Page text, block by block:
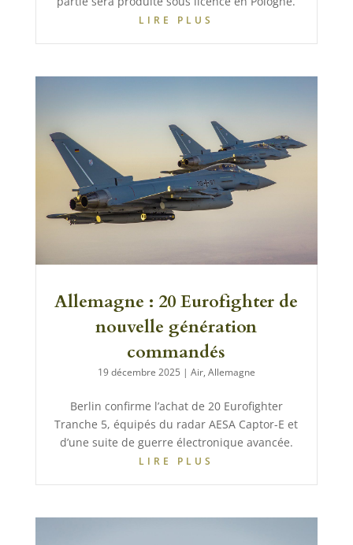
LIRE PLUS
Allemagne : 20 Eurofighter de
nouvelle génération
commandés
19 décembre 2025 | Air, Allemagne
Berlin confirme l’achat de 20 Eurofighter
Tranche 5, équipés du radar AESA Captor-E et
d’une suite de guerre électronique avancée.
LIRE PLUS